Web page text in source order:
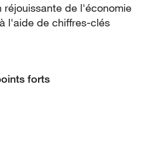
de l'économie
l'aide de chiffres-clés
forts